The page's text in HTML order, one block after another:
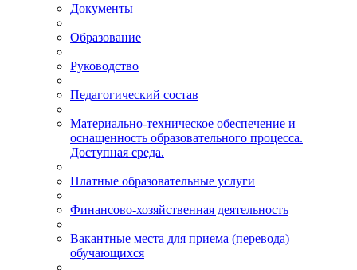
Документы
Образование
Руководство
Педагогический состав
Материально-техническое обеспечение и
оснащенность образовательного процесса.
Доступная среда.
Платные образовательные услуги
Финансово-хозяйственная деятельность
Вакантные места для приема (перевода)
обучающихся